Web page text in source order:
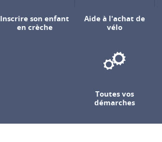
Inscrire son enfant
en crèche
Aide à l'achat de
vélo
Toutes vos
démarches